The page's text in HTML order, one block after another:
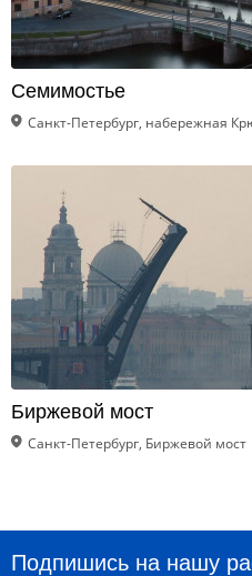
Семимостье
Санкт-Петербург, набережная
Биржевой мост
Санкт-Петербург, Биржевой мост
Подпишись на нашу